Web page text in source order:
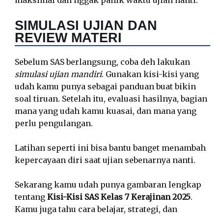
SIMULASI UJIAN DAN
REVIEW MATERI
Sebelum SAS berlangsung, coba deh lakukan
simulasi ujian mandiri. Gunakan kisi-kisi yang
udah kamu punya sebagai panduan buat bikin
soal tiruan. Setelah itu, evaluasi hasilnya, bagian
mana yang udah kamu kuasai, dan mana yang
perlu pengulangan.
Latihan seperti ini bisa bantu banget menambah
kepercayaan diri saat ujian sebenarnya nanti.
Sekarang kamu udah punya gambaran lengkap
tentang Kisi-Kisi SAS Kelas 7 Kerajinan 2025.
Kamu juga tahu cara belajar, strategi, dan